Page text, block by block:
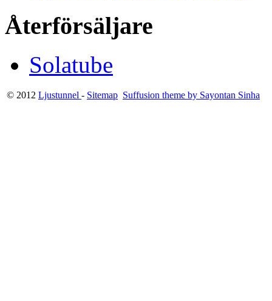
Återförsäljare
Solatube
© 2012 Ljustunnel - Sitemap Suffusion theme by Sayontan Sinha